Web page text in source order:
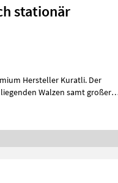
stationär
Hersteller Kuratli. Der
Walzen samt großer